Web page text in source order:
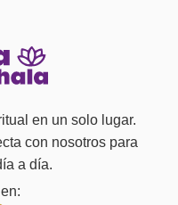
en un solo lugar.
con nosotros para
a día.